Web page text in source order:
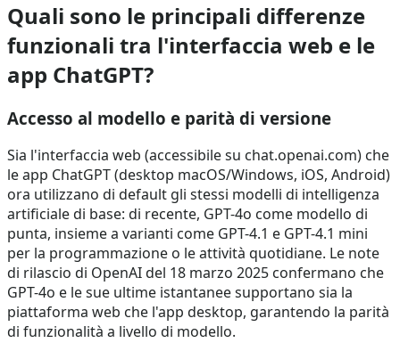
Quali sono le principali differenze
funzionali tra l'interfaccia web e le
app ChatGPT?
Accesso al modello e parità di versione
Sia l'interfaccia web (accessibile su chat.openai.com) che
le app ChatGPT (desktop macOS/Windows, iOS, Android)
ora utilizzano di default gli stessi modelli di intelligenza
artificiale di base: di recente, GPT-4o come modello di
punta, insieme a varianti come GPT-4.1 e GPT-4.1 mini
per la programmazione o le attività quotidiane. Le note
di rilascio di OpenAI del 18 marzo 2025 confermano che
GPT-4o e le sue ultime istantanee supportano sia la
piattaforma web che l'app desktop, garantendo la parità
di funzionalità a livello di modello.